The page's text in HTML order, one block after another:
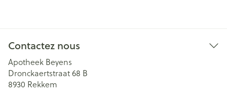
Contactez nous
Apotheek Beyens
Dronckaertstraat 68 B
8930 Rekkem